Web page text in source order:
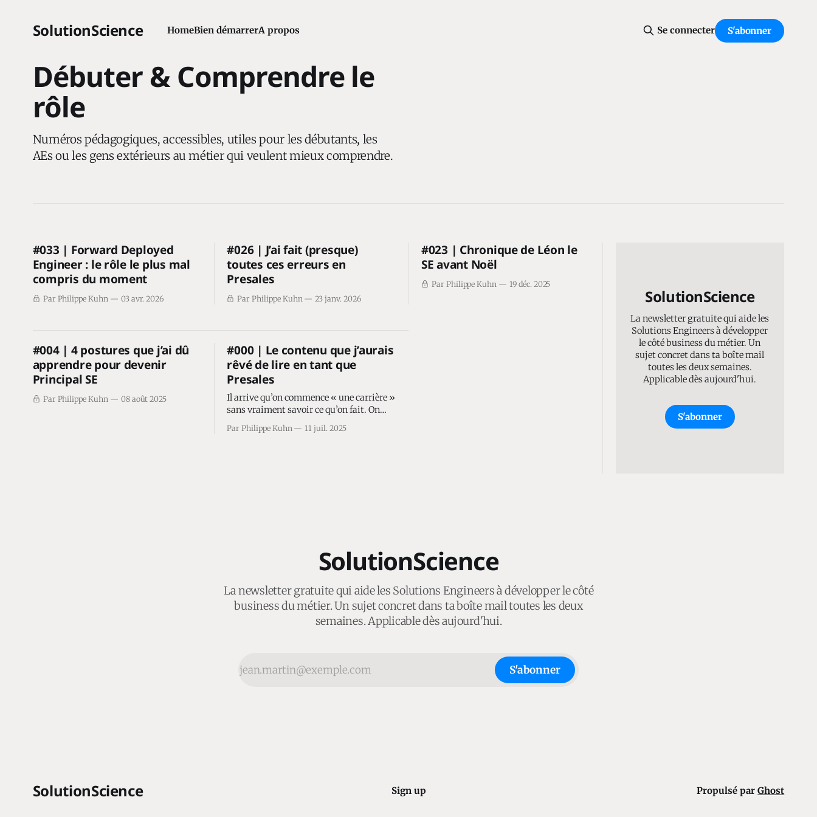
SolutionScience HomeBien démarrerA propos Se connecter S'abonner
Débuter & Comprendre le
rôle
Numéros pédagogiques, accessibles, utiles pour les débutants, les
AEs ou les gens extérieurs au métier qui veulent mieux comprendre.
#033 | Forward Deployed
Engineer : le rôle le plus mal
compris du moment
Par Philippe Kuhn 03 avr. 2026
#026 | J’ai fait (presque)
toutes ces erreurs en
Presales
Par Philippe Kuhn 23 janv. 2026
#023 | Chronique de Léon le
SE avant Noël
Par Philippe Kuhn 19 déc. 2025
#004 | 4 postures que j’ai dû
apprendre pour devenir
Principal SE
Par Philippe Kuhn 08 août 2025
#000 | Le contenu que j’aurais
rêvé de lire en tant que
Presales
Il arrive qu’on commence « une carrière »
sans vraiment savoir ce qu’on fait. On
comme on peut... et on apprend sur le tas
Par Philippe Kuhn 11 juil. 2025
SolutionScience
La newsletter gratuite qui aide les
Solutions Engineers à développer
le côté business du métier. Un
sujet concret dans ta boîte mail
toutes les deux semaines.
Applicable dès aujourd'hui.
S'abonner
SolutionScience
La newsletter gratuite qui aide les Solutions Engineers à développer le côté
business du métier. Un sujet concret dans ta boîte mail toutes les deux
semaines. Applicable dès aujourd'hui.
S'abonner
SolutionScience Sign up Propulsé parGhost